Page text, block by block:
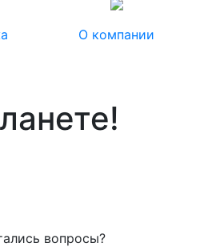
О компании
вопросы?